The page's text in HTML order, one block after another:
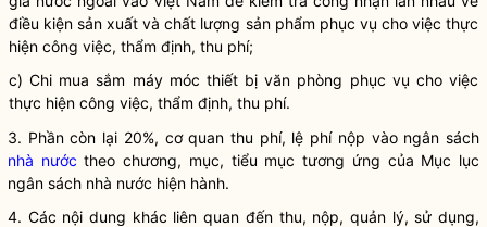
điều kiện sản xuất và chất lượng sản phẩm phục vụ cho việc thực
hiện công việc, thẩm định, thu phí;
c) Chi mua sắm máy móc thiết bị văn phòng phục vụ cho việc
thực hiện công việc, thẩm định, thu phí.
3. Phần còn lại 20%, cơ quan thu phí, lệ phí nộp vào ngân sách
nhà nước theo chương, mục, tiểu mục tương ứng của Mục lục
ngân sách nhà nước hiện hành.
4. Các nội dung khác liên quan đến thu, nộp, quản lý, sử dụng,